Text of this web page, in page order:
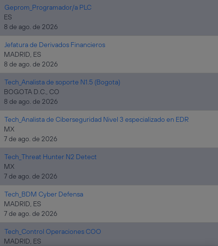
Geprom_Programador/a PLC
ES
8 de ago. de 2026
Jefatura de Derivados Financieros
MADRID, ES
8 de ago. de 2026
Tech_Analista de soporte N1.5 (Bogota)
BOGOTA D.C., CO
8 de ago. de 2026
Tech_Analista de Ciberseguridad Nivel 3 especializado en EDR
MX
7 de ago. de 2026
Tech_Threat Hunter N2 Detect
MX
7 de ago. de 2026
Tech_BDM Cyber Defensa
MADRID, ES
7 de ago. de 2026
Tech_Control Operaciones COO
MADRID, ES